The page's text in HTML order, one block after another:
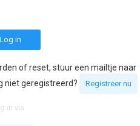
Log in
of reset, stuur een mailtje naar
niet geregistreerd?
Registreer nu
in via